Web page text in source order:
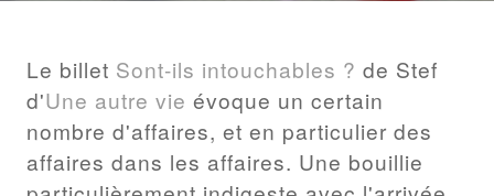
Le billet Sont-ils intouchables ? de Stef
d'Une autre vie évoque un certain
nombre d'affaires, et en particulier des
affaires dans les affaires. Une bouillie